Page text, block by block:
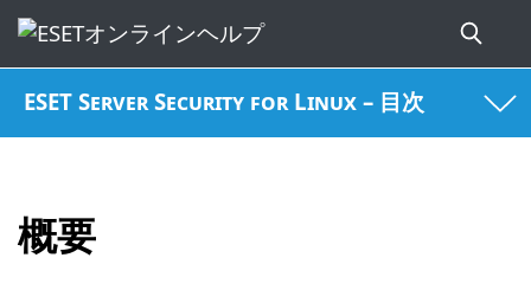
ESET Server Security for Linux – 目次
概要